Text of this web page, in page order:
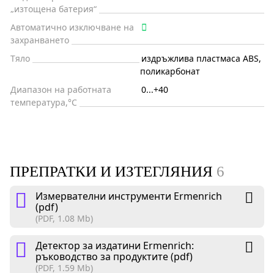
„изтощена батерия“
Автоматично изключване на
захранването
Тяло
издръжлива пластмаса ABS,
поликарбонат
Диапазон на работната
температура,°C
0...+40
ПРЕПРАТКИ И ИЗТЕГЛЯНИЯ 6
Измервателни инструменти Ermenrich
(pdf)
(PDF, 1.08 Mb)
Детектор за издатини Ermenrich:
ръководство за продуктите (pdf)
(PDF, 1.59 Mb)